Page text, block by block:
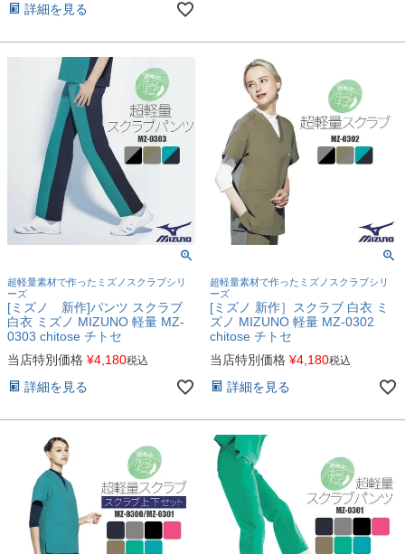
詳細を見る
超軽量素材で作ったミズノスクラブシリ
ーズ
[ミズノ 新作]パンツ スクラブ
白衣 ミズノ MIZUNO 軽量 MZ-
0303 chitose チトセ
当店特別価格 ¥4,180税込
詳細を見る
超軽量素材で作ったミズノスクラブシリ
ーズ
[ミズノ 新作］スクラブ 白衣 ミ
ズノ MIZUNO 軽量 MZ-0302
chitose チトセ
当店特別価格 ¥4,180税込
詳細を見る